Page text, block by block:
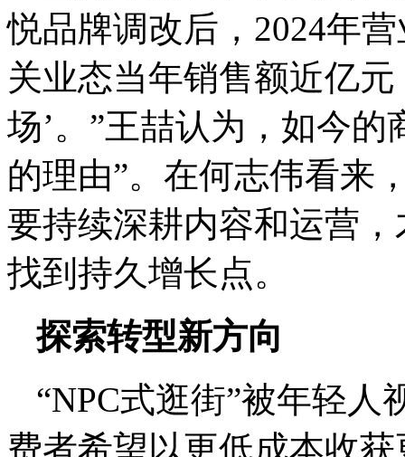
悦品牌调改后，2024年
关业态当年销售额近亿
场’。”王喆认为，如今
的理由”。在何志伟看来
要持续深耕内容和运营
找到持久增长点。
探索转型新方向
“NPC式逛街”被年轻
费者希望以更低成本收